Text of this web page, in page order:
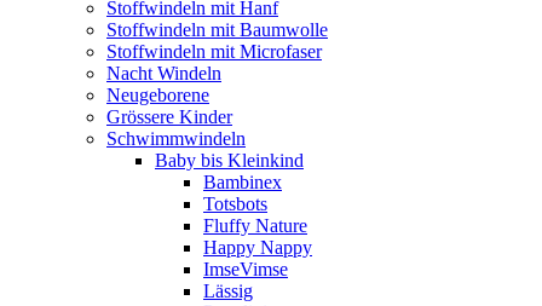
Stoffwindeln mit Hanf
Stoffwindeln mit Baumwolle
Stoffwindeln mit Microfaser
Nacht Windeln
Neugeborene
Grössere Kinder
Schwimmwindeln
Baby bis Kleinkind
Bambinex
Totsbots
Fluffy Nature
Happy Nappy
ImseVimse
Lässig